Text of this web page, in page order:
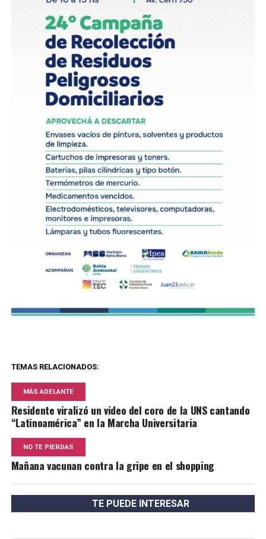
TEMAS RELACIONADOS:
MÁS ADELANTE
Residente viralizó un video del coro de la UNS cantando
“Latinoamérica” en la Marcha Universitaria
NO TE PIERDAS
Mañana vacunan contra la gripe en el shopping
TE PUEDE INTERESAR